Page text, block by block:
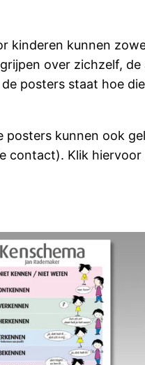
kinderen kunnen
over zichzelf, de
posters staat hoe
kunnen ook
contact). Klik